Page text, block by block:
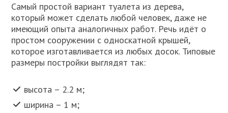
Самый простой вариант туалета из дерева,
который может сделать любой человек, даже не
имеющий опыта аналогичных работ. Речь идёт о
простом сооружении с односкатной крышей,
которое изготавливается из любых досок. Типовые
размеры постройки выглядят так:
высота – 2.2 м;
ширина – 1 м;